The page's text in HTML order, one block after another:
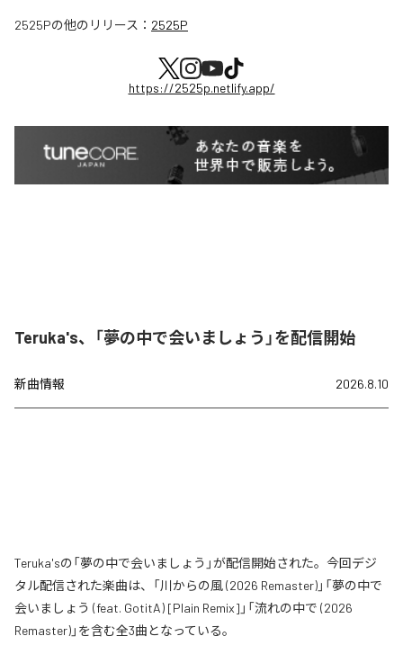
2525Pの他のリリース： 2525P
https://2525p.netlify.app/
Teruka's、「夢の中で会いましょう」を配信開始
新曲情報 2026.8.10
Teruka'sの「夢の中で会いましょう」が配信開始された。今回デジ
タル配信された楽曲は、「川からの風 (2026 Remaster)」「夢の中で
会いましょう (feat. GotitA) [Plain Remix]」「流れの中で (2026
Remaster)」を含む全3曲となっている。